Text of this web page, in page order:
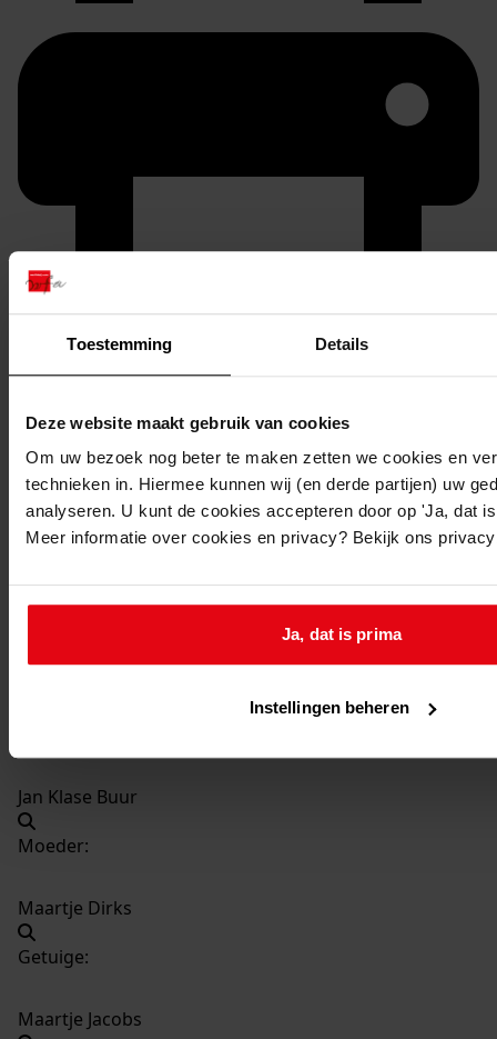
Toestemming Details
Deze website maakt gebruik van cookies
Om uw bezoek nog beter te maken zetten we cookies en
technieken in. Hiermee kunnen wij (en derde partijen) uw
analyseren. U kunt de cookies accepteren door op 'Ja, dat
Meer informatie over cookies en privacy? Bekijk ons
Ja, dat is prima
Instellingen beheren
Printen
Doop Maartje, 16-08-1765
Wognum
Jan Klase Buur
Moeder:
Maartje Dirks
Getuige:
Maartje Jacobs